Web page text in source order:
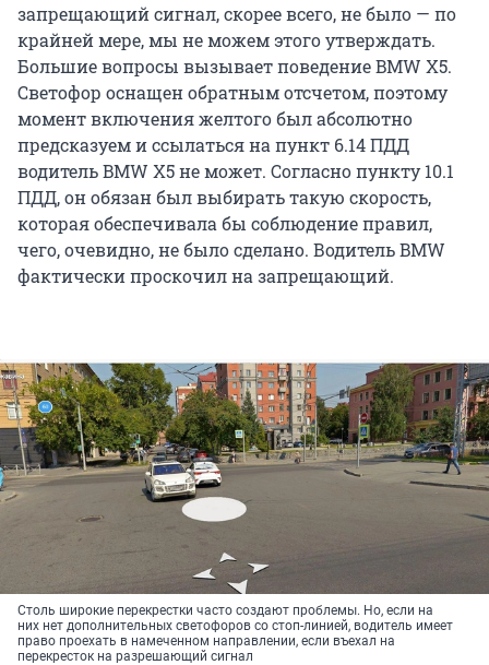
запрещающий сигнал, скорее всего, не было — по
крайней мере, мы не можем этого утверждать.
Большие вопросы вызывает поведение BMW X5.
Светофор оснащен обратным отсчетом, поэтому
момент включения желтого был абсолютно
предсказуем и ссылаться на пункт 6.14 ПДД
водитель BMW X5 не может. Согласно пункту 10.1
ПДД, он обязан был выбирать такую скорость,
которая обеспечивала бы соблюдение правил,
чего, очевидно, не было сделано. Водитель BMW
фактически проскочил на запрещающий.
Столь широкие перекрестки часто создают проблемы. Но, если на
них нет дополнительных светофоров со стоп-линией, водитель имеет
право проехать в намеченном направлении, если въехал на
перекресток на разрешающий сигнал